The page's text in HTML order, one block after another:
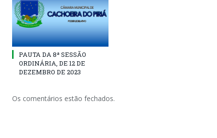
PAUTA DA 8ª SESSÃO
ORDINÁRIA, DE 12 DE
DEZEMBRO DE 2023
Os comentários estão fechados.